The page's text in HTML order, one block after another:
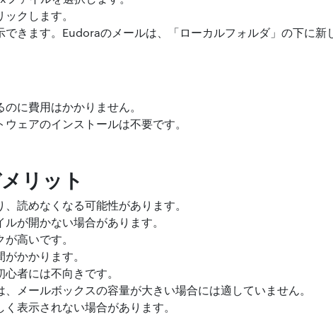
ックします。
できます。Eudoraのメールは、「ローカルフォルダ」の下に新
に費用はかかりません。
ェアのインストールは不要です。
リット
、読めなくなる可能性があります。
が開かない場合があります。
高いです。
かかります。
者には不向きです。
、メールボックスの容量が大きい場合には適していません。
表示されない場合があります。